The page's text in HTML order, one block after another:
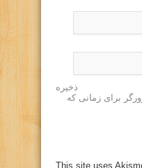
ذخیره
برای زمانی که
This site uses